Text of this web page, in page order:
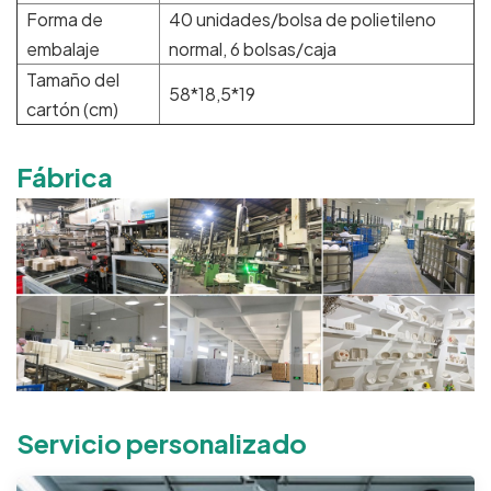
Forma de
embalaje
40 unidades/bolsa de polietileno
normal, 6 bolsas/caja
Tamaño del
cartón (cm)
58*18,5*19
Fábrica
Servicio personalizado